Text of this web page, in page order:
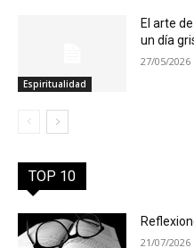
Espiritualidad
El arte
un día
27/05/2026
TOP 10
21/07/2026